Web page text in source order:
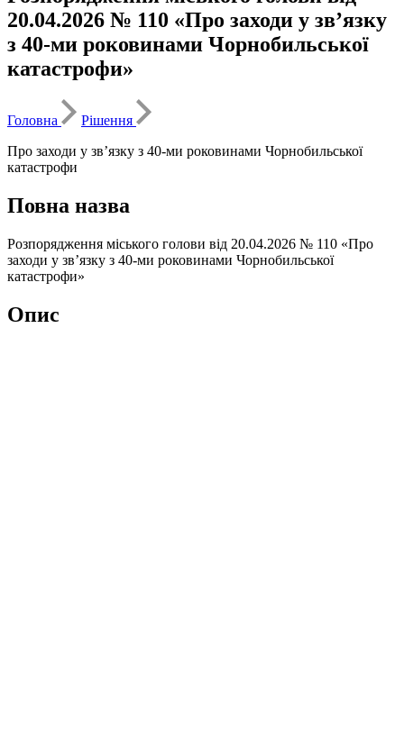
20.04.2026 № 110 «Про заходи у зв’язку
з 40-ми роковинами Чорнобильської
катастрофи»
Головна
Рішення
Про заходи у зв’язку з 40-ми роковинами Чорнобильської
катастрофи
Повна назва
Розпорядження міського голови від 20.04.2026 № 110 «Про
заходи у зв’язку з 40-ми роковинами Чорнобильської
катастрофи»
Опис